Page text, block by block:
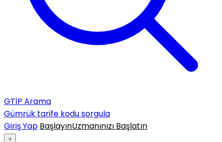
GTİP Arama
Gümrük tarife kodu sorgula
Giriş Yap BaşlayınUzmanınızı Başlatın